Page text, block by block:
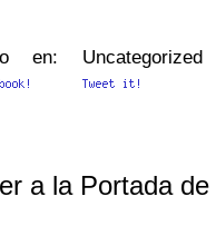
en: Uncategorized
a la Portada de